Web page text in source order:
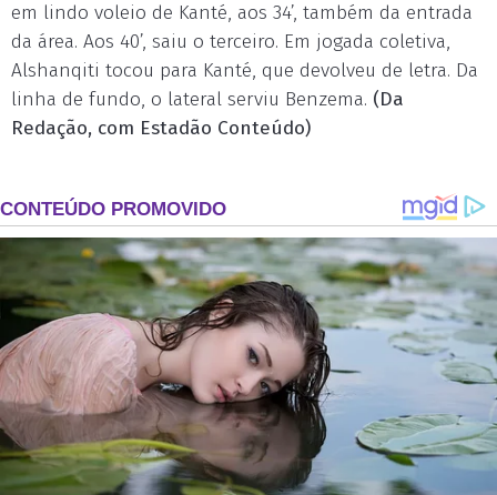
em lindo voleio de Kanté, aos 34’, também da entrada
da área. Aos 40’, saiu o terceiro. Em jogada coletiva,
Alshanqiti tocou para Kanté, que devolveu de letra. Da
linha de fundo, o lateral serviu Benzema. (Da
Redação, com Estadão Conteúdo)